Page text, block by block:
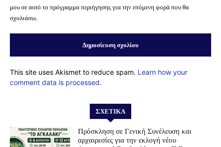
μου σε αυτό το πρόγραμμα περιήγησης για την επόμενη φορά που θα
σχολιάσω.
This site uses Akismet to reduce spam. Learn how your
comment data is processed.
ΣΧΕΤΙΚΆ
Πρόσκληση σε Γενική Συνέλευση και
αρχαιρεσίες για την εκλογή νέου